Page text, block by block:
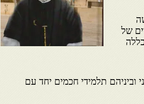
של
וביניהם תלמידי חכמים יחד עם